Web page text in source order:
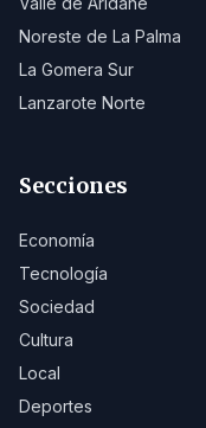
Noreste de La Palma
La Gomera Sur
Lanzarote Norte
Secciones
Economía
Tecnología
Sociedad
Cultura
Local
Deportes